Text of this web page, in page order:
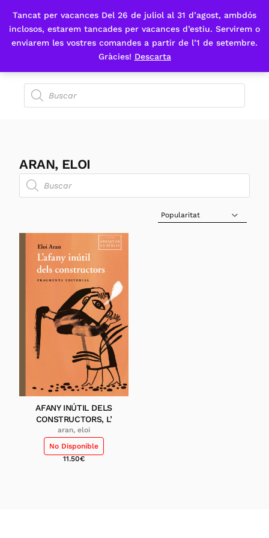
Tancat per vacances Del 26 de juliol al 31 d’agost, ambdós
inclosos, estarem tancades per vacances d’estiu. Servirem o
enviarem les vostres comandes a partir de l’1 de setembre.
Gràcies! Descarta
Fes-te'n sòcia
ARAN, ELOI
Sort Products
AFANY INÚTIL DELS
CONSTRUCTORS, L’
aran, eloi
No Disponible
11.50€